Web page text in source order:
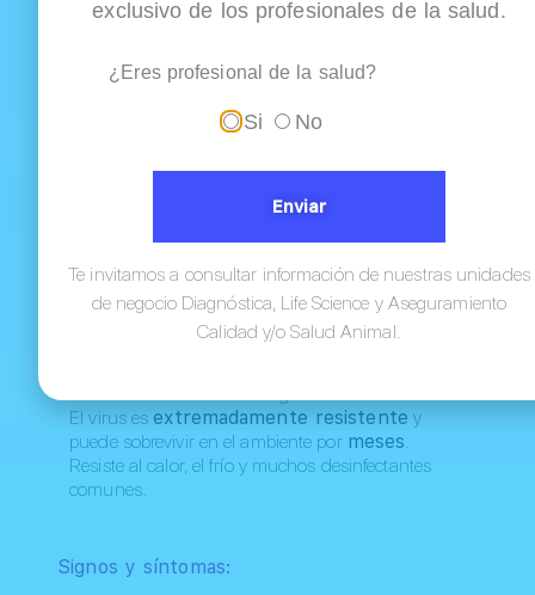
Lame o huele superficies contaminadas
Ingiere agua, alimentos o juguetes
contaminados
Tiene contacto directo con perros infectados
o personas que han estado en contacto con
en recuperación.
Contacto indirecto:a través de objetos
contaminados (collares, correas, zapatos,
Ambientes públicos:parques, refugios,
El virus esextremadamente resistente y
puede sobrevivir en el ambiente por meses.
Resiste al calor, el frío y muchos desinfectantes
comunes.
Signos y síntomas:
exclusivo de los profesionales de la salud.
¿Eres profesional de la salud?
Si No
Enviar
Te invitamos a consultar información de nuestras unidades
de negocio Diagnóstica, Life Science y Aseguramiento
Calidad y/o Salud Animal.